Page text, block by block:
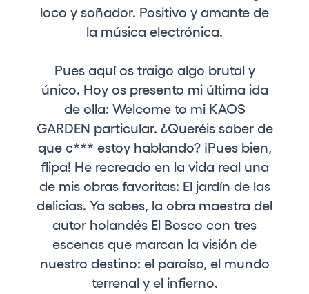
elrow Shop
Espectáculos
Our Creative World
Music
Sostenibilidad
Quienes somos
¿Quieres trabajar con nosotros?
elrow News
Síguenos en tiktok
Síguenos en facebook
Síguenos en instagram
Síguenos en twitter
Síguenos en linkedin
Síguenos en youtube
Política de Privacidad
loco y soñador. Positivo y amante de
la música electrónica.
Pues aquí os traigo algo brutal y
único. Hoy os presento mi última ida
de olla: Welcome to mi KAOS
GARDEN particular. ¿Queréis saber de
que c*** estoy hablando? ¡Pues bien,
flipa! He recreado en la vida real una
de mis obras favoritas: El jardín de las
delicias. Ya sabes, la obra maestra del
autor holandés El Bosco con tres
escenas que marcan la visión de
nuestro destino: el paraíso, el mundo
terrenal y el infierno.